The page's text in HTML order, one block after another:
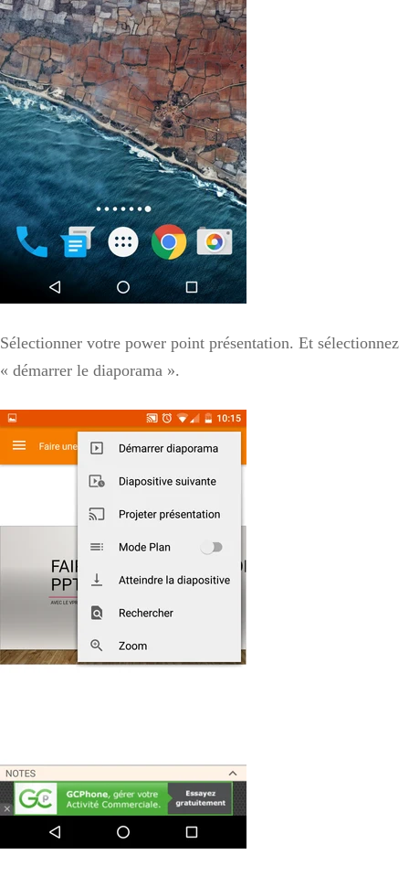
Sélectionner votre power point présentation. Et sélectionnez
« démarrer le diaporama ».